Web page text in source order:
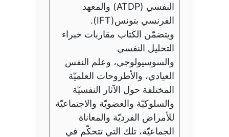
النفسي (ATDP) والمعهد
الفرنسي بتونس(IFT).
ويتضمّن الكتاب مقاربات خبراء
التحليل النفسي
والسوسيولوجي، وعلم النفس
العيادي، والأطروحات العلميّة
المختلفة حول الآثار النفسيّة
والسلوكيّة والعضويّة والاجتماعيّة
للأمراض الفرديّة والمعاناة
الجماعيّة، تلك التي تتحكّم في